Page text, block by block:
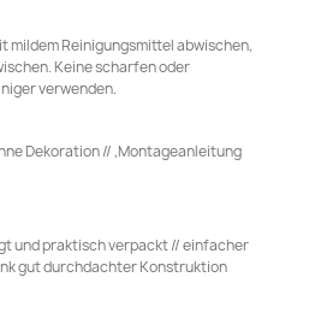
mildem Reinigungsmittel abwischen,
Keine scharfen oder
verwenden.
Dekoration // ,Montageanleitung
und praktisch verpackt // einfacher
gut durchdachter Konstruktion